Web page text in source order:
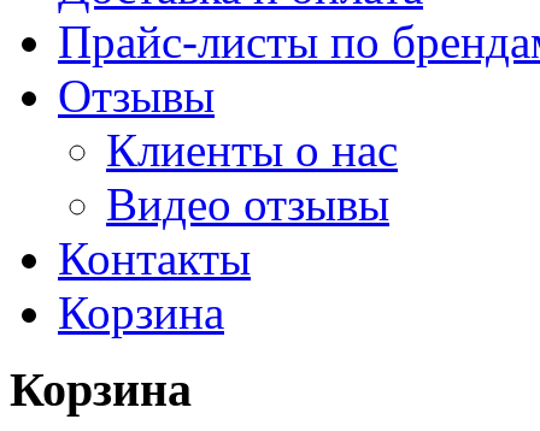
Прайс-листы по
Отзывы
Клиенты о нас
Видео отзывы
Контакты
Корзина
Корзина